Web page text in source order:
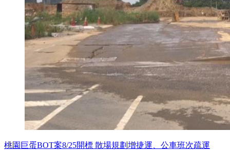
桃園巨蛋BOT案8/25開標 散場規劃增捷運、公車班次疏運